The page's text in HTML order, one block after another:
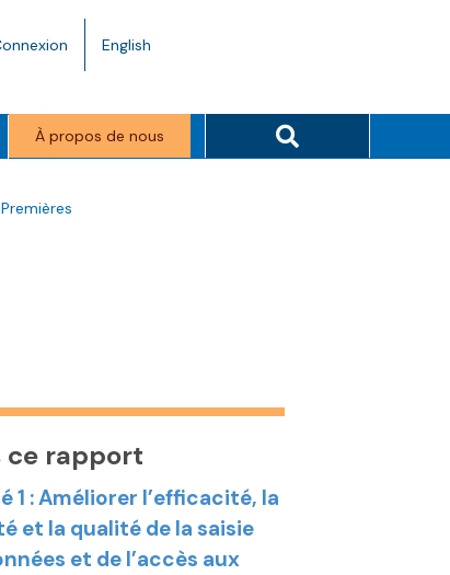
English
À propos de nous Search button
ce rapport
1 : Améliorer l’efficacité, la
et la qualité de la saisie
et de l’accès aux